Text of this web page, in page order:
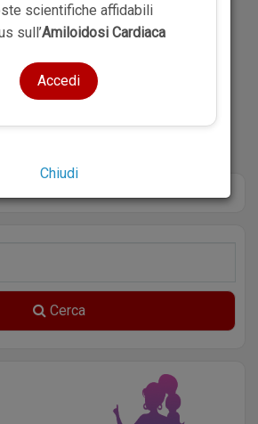
Cerca
scientifiche affidabili
sull’Amiloidosi Cardiaca
Accedi
Chiudi